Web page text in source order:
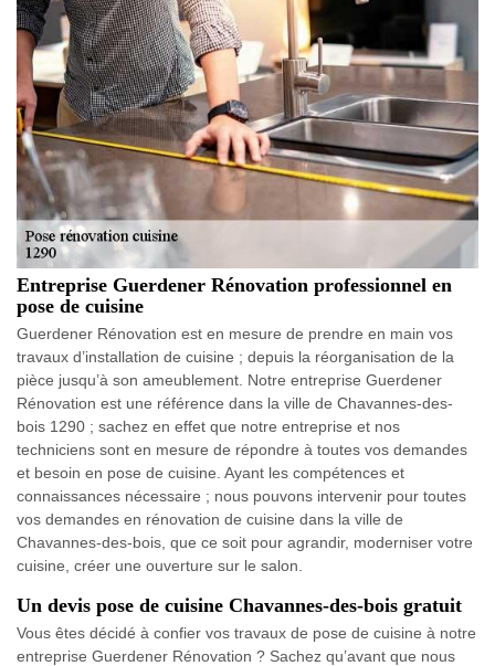
Entreprise Guerdener Rénovation professionnel en
pose de cuisine
Guerdener Rénovation est en mesure de prendre en main vos
travaux d’installation de cuisine ; depuis la réorganisation de la
pièce jusqu’à son ameublement. Notre entreprise Guerdener
Rénovation est une référence dans la ville de Chavannes-des-
bois 1290 ; sachez en effet que notre entreprise et nos
techniciens sont en mesure de répondre à toutes vos demandes
et besoin en pose de cuisine. Ayant les compétences et
connaissances nécessaire ; nous pouvons intervenir pour toutes
vos demandes en rénovation de cuisine dans la ville de
Chavannes-des-bois, que ce soit pour agrandir, moderniser votre
cuisine, créer une ouverture sur le salon.
Un devis pose de cuisine Chavannes-des-bois gratuit
Vous êtes décidé à confier vos travaux de pose de cuisine à notre
entreprise Guerdener Rénovation ? Sachez qu’avant que nous